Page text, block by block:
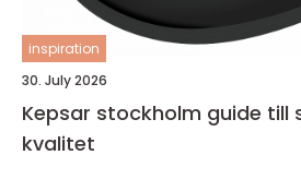
inspiration
30. July 2026
Kepsar stockholm guide till stil, funktion och
kvalitet